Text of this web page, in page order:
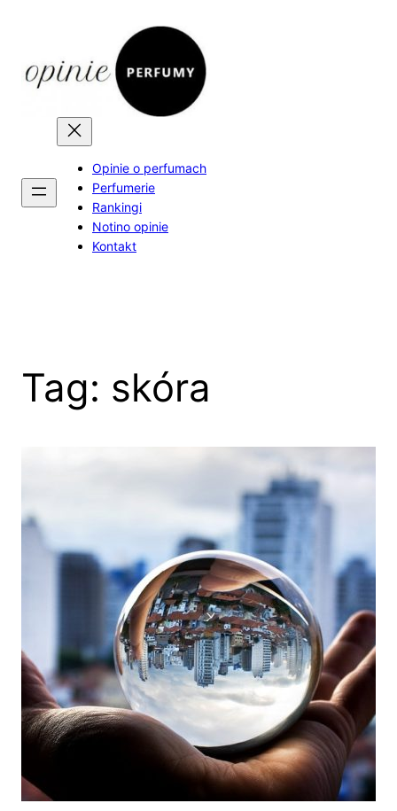
Opinie o perfumach
Perfumerie
Rankingi
Notino opinie
Kontakt
Tag: skóra